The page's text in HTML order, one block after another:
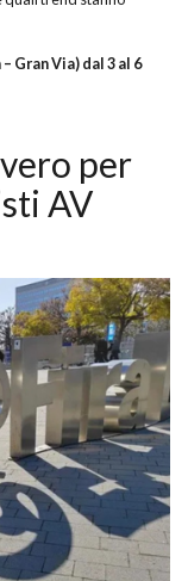
Gran Via) dal 3 al 6
per
AV